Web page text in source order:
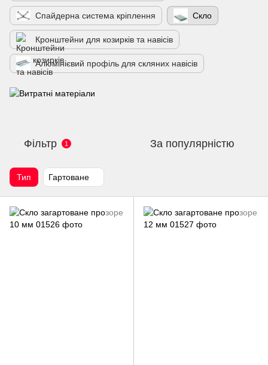
Спайдерна система кріплення Скло
Кронштейни для козирків та навісів
Алюмінієвий профіль для скляних навісів
Фільтр 1 За популярністю
Тип Гартоване